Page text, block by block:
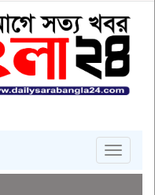
Toggle